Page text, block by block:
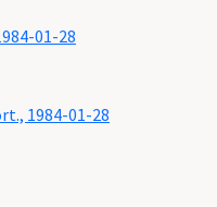
01-28
1984-01-28